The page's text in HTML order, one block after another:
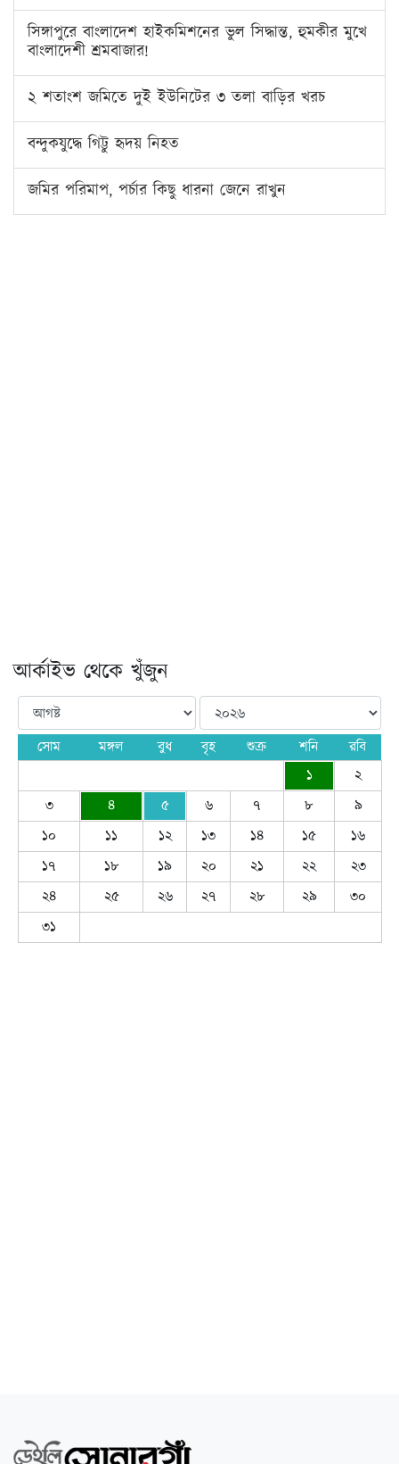
সিঙ্গাপুরে বাংলাদেশ হাইকমিশনের ভুল সিদ্ধান্ত, হুমকীর মুখে
বাংলাদেশী শ্রমবাজার!
২ শতাংশ জমিতে দুই ইউনিটের ৩ তলা বাড়ির খরচ
বন্দুকযুদ্ধে গিট্টু হৃদয় নিহত
জমির পরিমাপ, পর্চার কিছু ধারনা জেনে রাখুন
আর্কাইভ থেকে খুঁজুন
সোম মঙ্গল বুধ বৃহ শুক্র শনি
রবি
১
২
৩
৪ ৫ ৬ ৭ ৮
৯
১০
১১ ১২ ১৩ ১৪ ১৫
১৬
১৭
১৮ ১৯ ২০ ২১ ২২
২৩
২৪
২৫ ২৬ ২৭ ২৮ ২৯
৩০
৩১